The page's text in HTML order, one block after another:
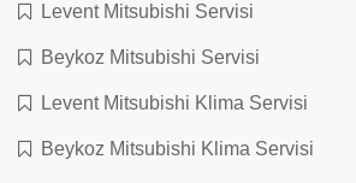
Levent Mitsubishi Servisi
Beykoz Mitsubishi Servisi
Levent Mitsubishi Klima Servisi
Beykoz Mitsubishi Klima Servisi